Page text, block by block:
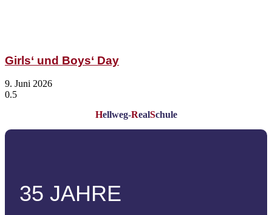
Girls‘ und Boys‘ Day
9. Juni 2026
Hellweg-RealSchule
35 JAHRE